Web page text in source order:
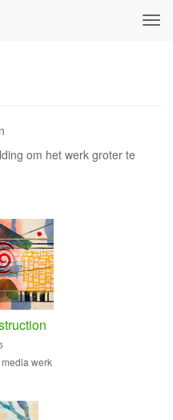
om het werk groter te
werk